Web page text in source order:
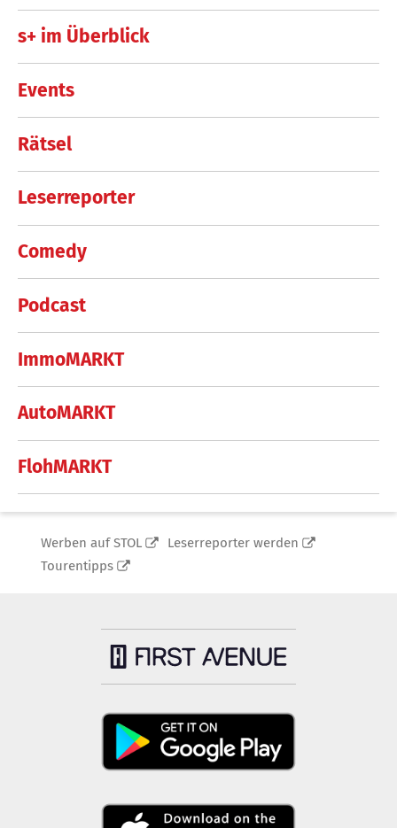
s+ im Überblick
Events
Rätsel
Leserreporter
Comedy
Podcast
ImmoMARKT
AutoMARKT
FlohMARKT
Werben auf STOL
Leserreporter werden
Tourentipps